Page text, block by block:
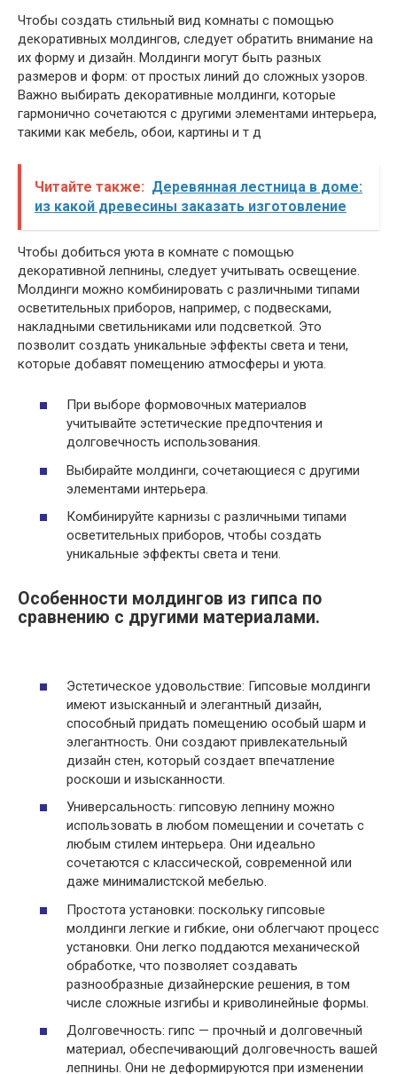
Чтобы создать стильный вид комнаты с помощью
декоративных молдингов, следует обратить внимание на
их форму и дизайн. Молдинги могут быть разных
размеров и форм: от простых линий до сложных узоров.
Важно выбирать декоративные молдинги, которые
гармонично сочетаются с другими элементами интерьера,
такими как мебель, обои, картины и т д
Читайте также: Деревянная лестница в доме:
из какой древесины заказать изготовление
Чтобы добиться уюта в комнате с помощью
декоративной лепнины, следует учитывать освещение.
Молдинги можно комбинировать с различными типами
осветительных приборов, например, с подвесками,
накладными светильниками или подсветкой. Это
позволит создать уникальные эффекты света и тени,
которые добавят помещению атмосферы и уюта.
При выборе формовочных материалов
учитывайте эстетические предпочтения и
долговечность использования.
Выбирайте молдинги, сочетающиеся с другими
элементами интерьера.
Комбинируйте карнизы с различными типами
осветительных приборов, чтобы создать
уникальные эффекты света и тени.
Особенности молдингов из гипса по
сравнению с другими материалами.
Эстетическое удовольствие: Гипсовые молдинги
имеют изысканный и элегантный дизайн,
способный придать помещению особый шарм и
элегантность. Они создают привлекательный
дизайн стен, который создает впечатление
роскоши и изысканности.
Универсальность: гипсовую лепнину можно
использовать в любом помещении и сочетать с
любым стилем интерьера. Они идеально
сочетаются с классической, современной или
даже минималистской мебелью.
Простота установки: поскольку гипсовые
молдинги легкие и гибкие, они облегчают процесс
установки. Они легко поддаются механической
обработке, что позволяет создавать
разнообразные дизайнерские решения, в том
числе сложные изгибы и криволинейные формы.
Долговечность: гипс — прочный и долговечный
материал, обеспечивающий долговечность вашей
лепнины. Они не деформируются при изменении